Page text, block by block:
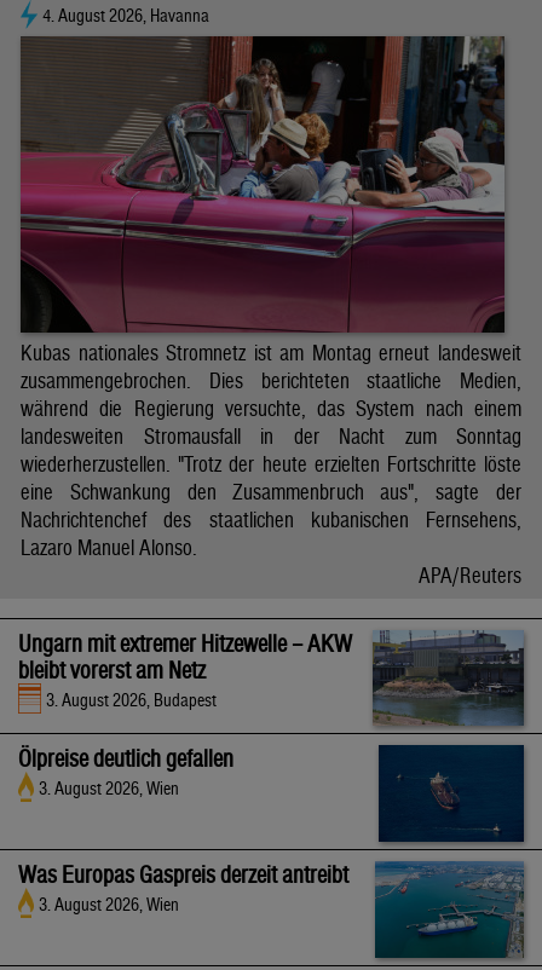
4. August 2026, Havanna
Kubas nationales Stromnetz ist am Montag erneut landesweit
zusammengebrochen. Dies berichteten staatliche Medien,
während die Regierung versuchte, das System nach einem
landesweiten Stromausfall in der Nacht zum Sonntag
wiederherzustellen. "Trotz der heute erzielten Fortschritte löste
eine Schwankung den Zusammenbruch aus", sagte der
Nachrichtenchef des staatlichen kubanischen Fernsehens,
Lazaro Manuel Alonso.
APA/Reuters
Ungarn mit extremer Hitzewelle – AKW
bleibt vorerst am Netz
3. August 2026, Budapest
Ölpreise deutlich gefallen
3. August 2026, Wien
Was Europas Gaspreis derzeit antreibt
3. August 2026, Wien